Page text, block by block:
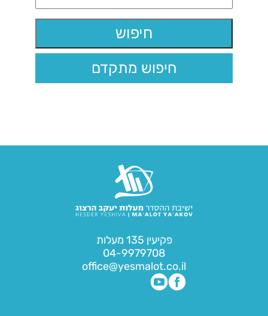
חיפוש מתקדם
פקיעין 135 מעלות
04-9979708
office@yesmalot.co.il